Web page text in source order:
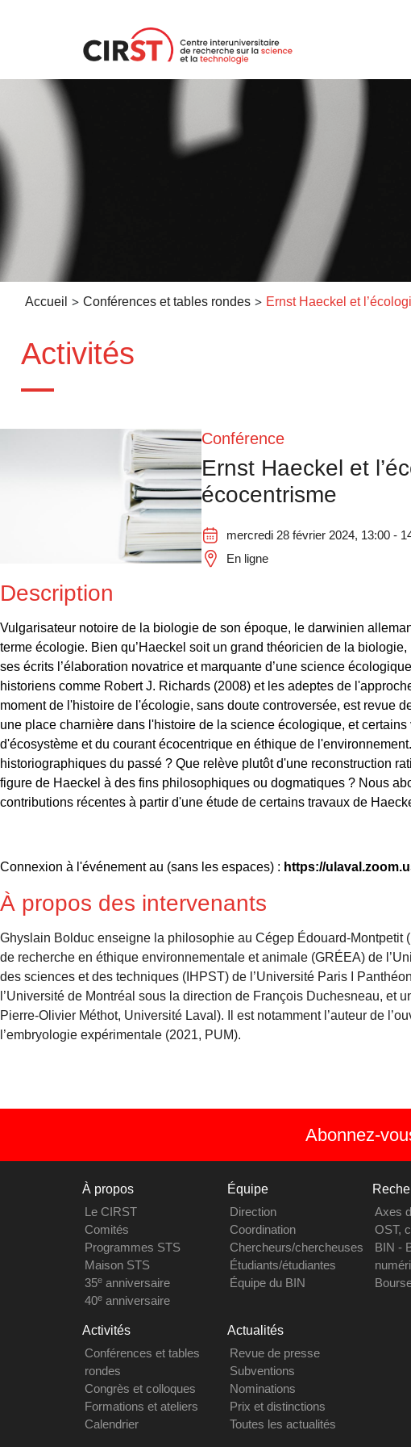
Accueil > Conférences et tables rondes >
Activités
Conférence
Ernst Haeckel et
écocentrisme
mercredi 28 février 2024, 13:00 -
En ligne
Description
Vulgarisateur notoire de la biologie de son époque, le darwinien
terme écologie. Bien qu’Haeckel soit un grand théoricien de la
ses écrits l’élaboration novatrice et marquante d’une science
historiens comme Robert J. Richards (2008) et les adeptes de
moment de l'histoire de l'écologie, sans doute controversée, est revue
une place charnière dans l'histoire de la science écologique, et
d'écosystème et du courant écocentrique en éthique de
historiographiques du passé ? Que relève plutôt d'une reconstruction
figure de Haeckel à des fins philosophiques ou dogmatiques ? Nous
contributions récentes à partir d'une étude de certains travaux de
Connexion à l'événement au (sans les espaces) : https://
À propos des intervenants
Ghyslain Bolduc enseigne la philosophie au Cégep Édouard-Montpetit
de recherche en éthique environnementale et animale (GRÉEA) de
des sciences et des techniques (IHPST) de l’Université Paris I
l’Université de Montréal sous la direction de François Duchesneau, et
Pierre-Olivier Méthot, Université Laval). Il est notamment l’auteur de
l’embryologie expérimentale (2021, PUM).
Abonnez-
À propos
Le CIRST
Comités
Programmes STS
Maison STS
35eanniversaire
40eanniversaire
Équipe
Direction
Coordination
Chercheurs/chercheuses
Étudiants/étudiantes
Équipe du BIN
Axes
OST,
BIN -
Activités
Conférences et tables
rondes
Congrès et colloques
Formations et ateliers
Calendrier
Actualités
Revue de presse
Subventions
Nominations
Prix et distinctions
Toutes les actualités